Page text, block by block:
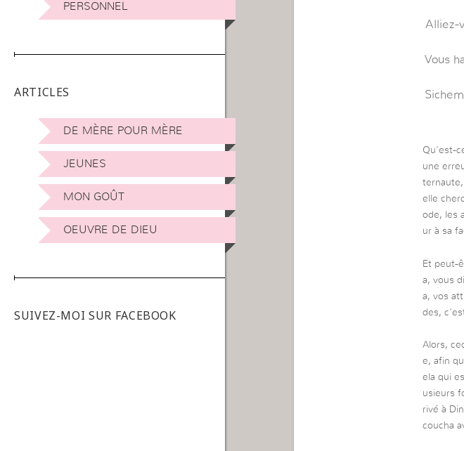
PERSONNEL
ARTICLES
DE MÈRE POUR MÈRE
JEUNES
MON GOÛT
OEUVRE DE DIEU
SUIVEZ-MOI SUR FACEBOOK
Alliez-
Vous
Qu’est-
une
ternaute,
elle
ode, les
ur à sa
Et peut-
a, vous
a, vos
des,
Alors,
e, afin
ela qui
usieurs
rivé à
coucha